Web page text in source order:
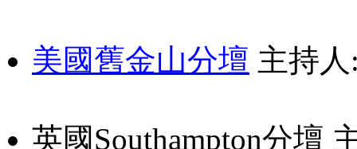
美國舊金山分壇 主持
英國Southampton分壇